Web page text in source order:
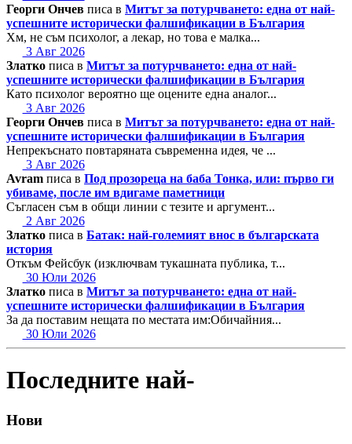
Георги Ончев писа в Митът за потурчването: една от най-
успешните исторически фалшификации в България
Хм, не съм психолог, а лекар, но това е малка...
3 Авг 2026
Златко писа в Митът за потурчването: една от най-
успешните исторически фалшификации в България
Като психолог вероятно ще оцените една аналог...
3 Авг 2026
Георги Ончев писа в Митът за потурчването: една от най-
успешните исторически фалшификации в България
Непрекъснато повтаряната съвременна идея, че ...
3 Авг 2026
Avram писа в Под прозореца на баба Тонка, или: първо ги
убиваме, после им вдигаме паметници
Съгласен съм в общи линии с тезите и аргумент...
2 Авг 2026
Златко писа в Батак: най-големият внос в българската
история
Откъм Фейсбук (изключвам тукашната публика, т...
30 Юли 2026
Златко писа в Митът за потурчването: една от най-
успешните исторически фалшификации в България
За да поставим нещата по местата им:Обичайния...
30 Юли 2026
Последните най-
Нови